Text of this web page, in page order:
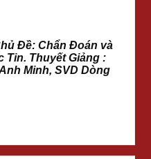
Đề: Chẩn Đoán và
Tin. Thuyết Giảng :
Minh, SVD Dòng